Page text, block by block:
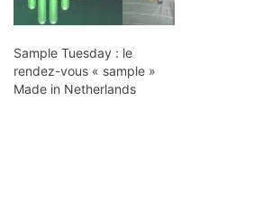
Sample Tuesday : le
rendez-vous « sample »
Made in Netherlands